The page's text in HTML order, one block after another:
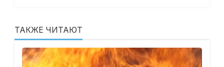
ТАКЖЕ ЧИТАЮТ